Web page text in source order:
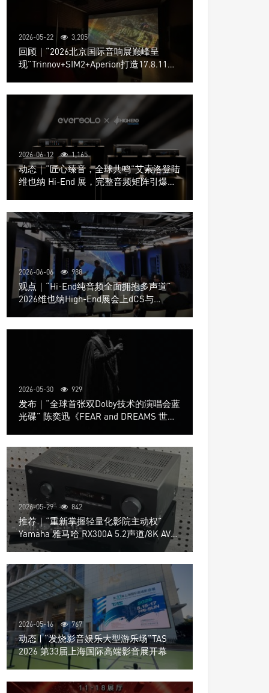
2026-05-22 3,205
回顾｜“2026北京国际音响展巅峰呈
现”Trinnov+SIM2+Aperion打造17.8.11声
2026-06-12 1,165
动态｜“匠心臻音，全球共鸣”艾索洛登陆
维也纳 Hi-End 展，完整音频矩阵引爆关
2026-06-06 988
观点｜“Hi-End纯音频全面拥抱多声道”
2026维也纳High-End展会上dCS与
Trinnov Audio搭建多声道演示系统
2026-05-30 929
发布｜“全球首张双Dolby技术的演唱会蓝
光碟” 陈奕迅《FEAR and DREAMS 世界
2026-05-29 842
推荐｜“重新掌握轻量化影院主动权”
Yamaha 雅马哈 RX300A 5.2声道/8K AV放
大器
2026-05-16 767
动态 | “发烧影音娱乐大型游乐场”TAS
2026 第33届上海国际高端影音展开幕